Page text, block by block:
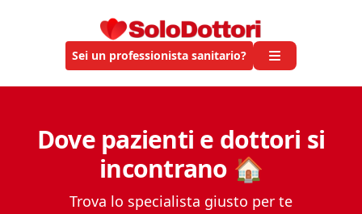
Sei un professionista sanitario?
Dove pazienti e dottori si
incontrano 🏠
Trova lo specialista giusto per te